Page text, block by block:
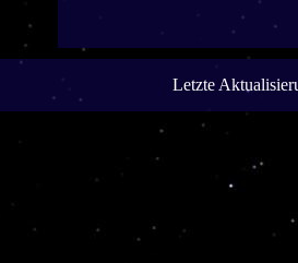
Letzte